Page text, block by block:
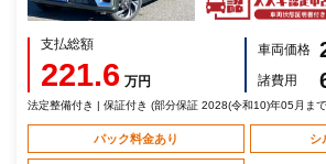
支払総額
221.6 万円
車両価格
諸費用
法定整備付き | 保証付き (部分保証 2028(令和10)年05月ま
パック料金あり シ